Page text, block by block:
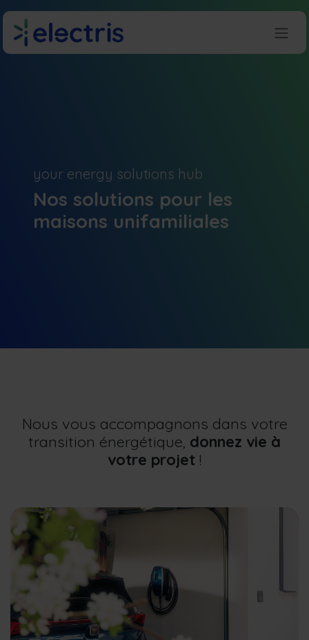
Se rendre au contenu
your energy solutions hub
Nos solutions pour les
maisons unifamiliales
Nous vous accompagnons dans votre
transition énergétique, donnez vie à
votre projet !